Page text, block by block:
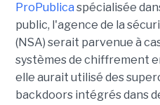
ProPublica spécialisée
public, l'agence de la
(NSA) serait parvenue à
systèmes de chiffrement
elle aurait utilisé des
backdoors intégrés dans